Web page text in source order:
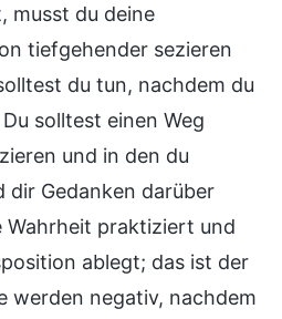
musst du deine
tiefgehender sezieren
du tun, nachdem du
solltest einen Weg
und in den du
dir Gedanken darüber
Wahrheit praktiziert und
ablegt; das ist der
werden negativ, nachdem